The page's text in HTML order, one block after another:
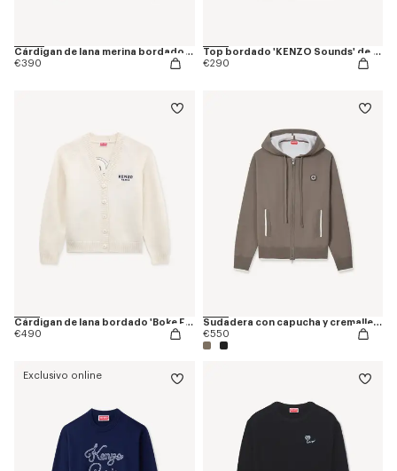
Cárdigan de lana merina bordado 'Boke Flower'
€390
Top bordado 'KENZO Sounds' de algodón y lino
€290
Cárdigan de lana bordado 'Boke Flower'
€490
Sudadera con capucha y cremallera de lana y algodón bordada 'Boke Flower 2.0'
€550
Exclusivo online